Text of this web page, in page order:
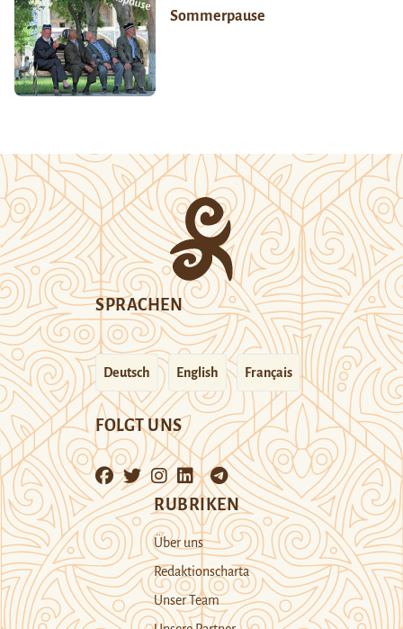
Sommerpause
SPRACHEN
Deutsch English Français
FOLGT UNS
RUBRIKEN
Über uns
Redaktionscharta
Unser Team